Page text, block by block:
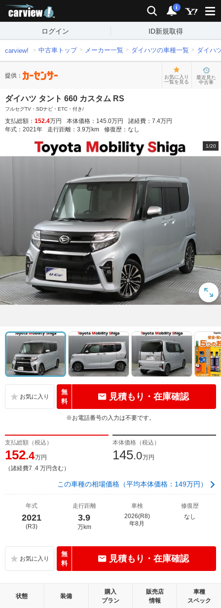
検索 通知
i
ログイン ID新規取得
carview! 中古車トップ メーカー一覧 ダイハツの車種一覧 ダイハ
提供：
お気に入り
一覧を見る
最近見た
中古車
ダイハツ タント 660 カスタム RS
フルセグTV・SDナビ・ETC・付き/
支払総額： 152.4万円 本体価格： 145.0万円 諸経費： 7.4万円
年式： 2021年 走行距離： 3.9万km 修復歴： なし
1/20
無
料
見積もり・在庫確認
※お電話番号の入力は不要です。
支払総額（税込）
152.4万円
（諸経費7 .4 万円含む）
本体価格（税込）
145.0万円
この車種の相場価格（平均本体価格：149万円）
年式
2021
(R3)
走行距離
3.9
万km
車検
2026(R8)
年8月
修復歴
なし
無
料
見積もり・在庫確認
状態 装備
購入
プラン
販売店
情報
車種
スペック